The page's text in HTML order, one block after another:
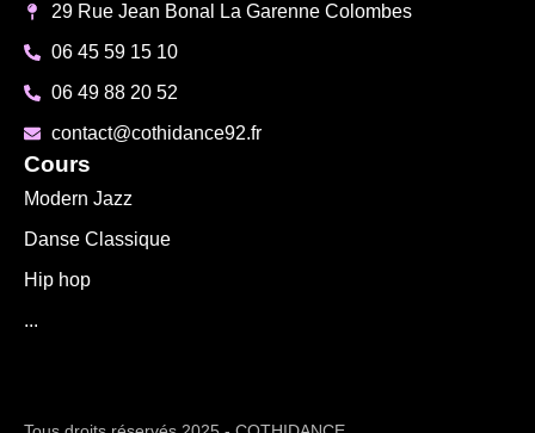
29 Rue Jean Bonal La Garenne Colombes
06 45 59 15 10
06 49 88 20 52
contact@cothidance92.fr
Cours
Modern Jazz
Danse Classique
Hip hop
...